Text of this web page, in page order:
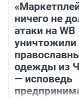
ничего не
атаки на WB
уничтожили
одежды из
— исповедь